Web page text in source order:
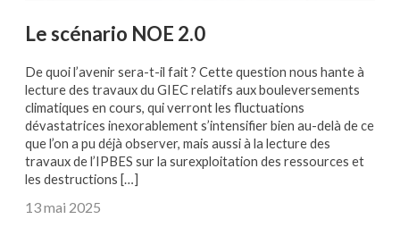
Le scénario NOE 2.0
De quoi l’avenir sera-t-il fait ? Cette question nous hante à
lecture des travaux du GIEC relatifs aux bouleversements
climatiques en cours, qui verront les fluctuations
dévastatrices inexorablement s’intensifier bien au-delà de ce
que l’on a pu déjà observer, mais aussi à la lecture des
travaux de l’IPBES sur la surexploitation des ressources et
les destructions […]
13 mai 2025